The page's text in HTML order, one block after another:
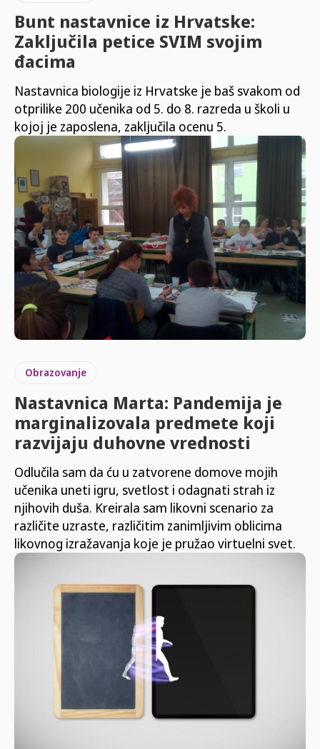
Bunt nastavnice iz Hrvatske:
Zaključila petice SVIM svojim
đacima
Nastavnica biologije iz Hrvatske je baš svakom od
otprilike 200 učenika od 5. do 8. razreda u školi u
kojoj je zaposlena, zaključila ocenu 5.
Obrazovanje
Nastavnica Marta: Pandemija je
marginalizovala predmete koji
razvijaju duhovne vrednosti
Odlučila sam da ću u zatvorene domove mojih
učenika uneti igru, svetlost i odagnati strah iz
njihovih duša. Kreirala sam likovni scenario za
različite uzraste, različitim zanimljivim oblicima
likovnog izražavanja koje je pružao virtuelni svet.